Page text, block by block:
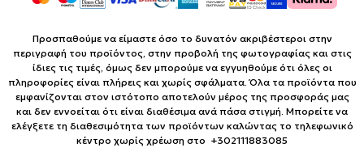
Προσπαθούμε να είμαστε όσο το δυνατόν ακριβέστεροι στην
περιγραφή του προϊόντος, στην προβολή της φωτογραφίας και στις
ίδιες τις τιμές, όμως δεν μπορούμε να εγγυηθούμε ότι όλες οι
πληροφορίες είναι πλήρεις και χωρίς σφάλματα. Όλα τα προϊόντα που
εμφανίζονται στον ιστότοπο αποτελούν μέρος της προσφοράς μας
και δεν εννοείται ότι είναι διαθέσιμα ανά πάσα στιγμή. Μπορείτε να
ελέγξετε τη διαθεσιμότητα των προϊόντων καλώντας το τηλεφωνικό
κέντρο χωρίς χρέωση στο +302111883085